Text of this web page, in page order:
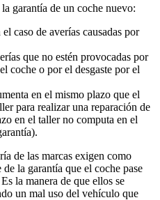
garantía de un coche nuevo:
caso de averías causadas por
que no estén provocadas por
coche o por el desgaste por el
en el mismo plazo que el
para realizar una reparación de
en el taller no computa en el
de las marcas exigen como
la garantía que el coche pase
la manera de que ellos se
un mal uso del vehículo que